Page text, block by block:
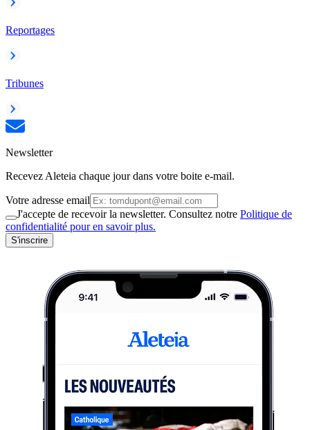
Reportages
Tribunes
Newsletter
Recevez Aleteia chaque jour dans votre boite e-mail.
Votre adresse email
J'accepte de recevoir la newsletter. Consultez notre Politique de
confidentialité pour en savoir plus.
S'inscrire